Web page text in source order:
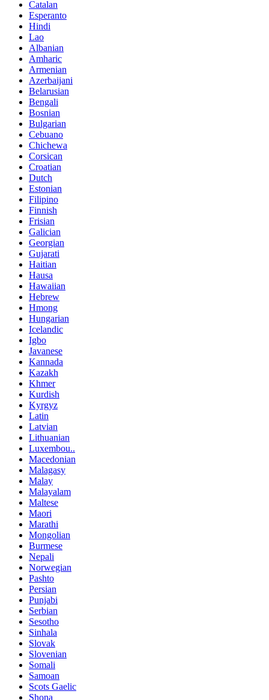
Catalan
Esperanto
Hindi
Lao
Albanian
Amharic
Armenian
Azerbaijani
Belarusian
Bengali
Bosnian
Bulgarian
Cebuano
Chichewa
Corsican
Croatian
Dutch
Estonian
Filipino
Finnish
Frisian
Galician
Georgian
Gujarati
Haitian
Hausa
Hawaiian
Hebrew
Hmong
Hungarian
Icelandic
Igbo
Javanese
Kannada
Kazakh
Khmer
Kurdish
Kyrgyz
Latin
Latvian
Lithuanian
Luxembou..
Macedonian
Malagasy
Malay
Malayalam
Maltese
Maori
Marathi
Mongolian
Burmese
Nepali
Norwegian
Pashto
Persian
Punjabi
Serbian
Sesotho
Sinhala
Slovak
Slovenian
Somali
Samoan
Scots Gaelic
Shona